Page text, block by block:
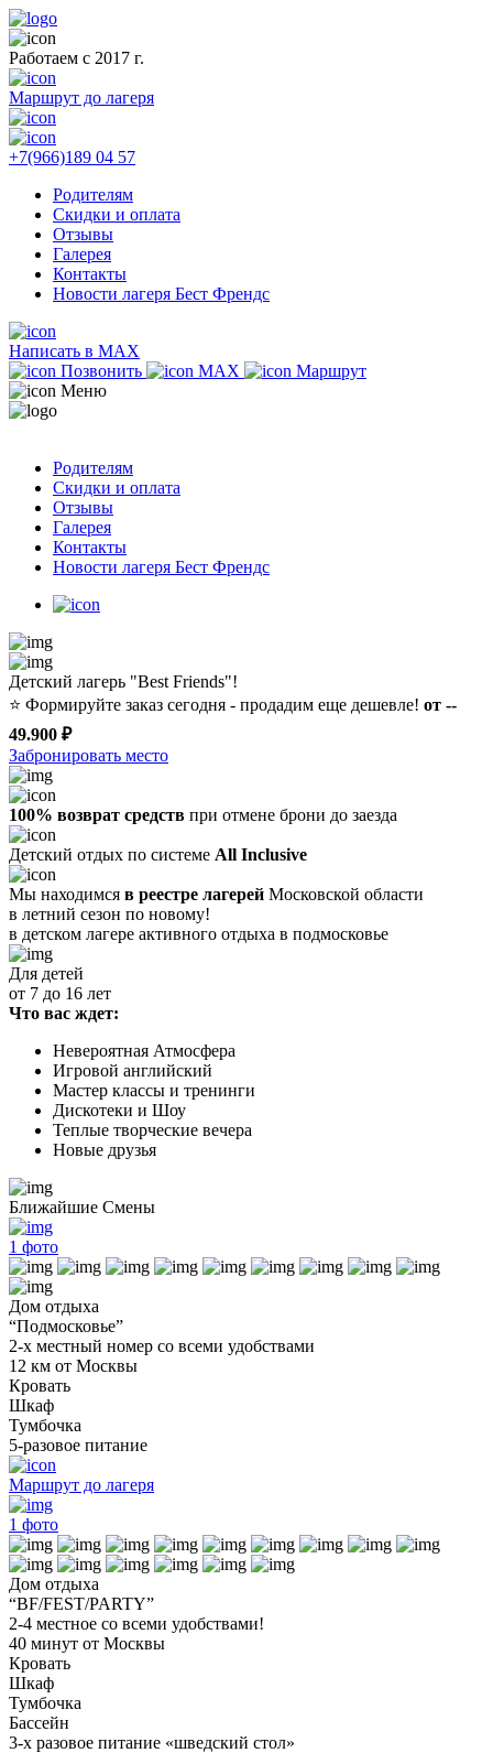
Работаем с 2017 г.
Маршрут до лагеря
+7(966)189 04 57
Родителям
Скидки и оплата
Отзывы
Галерея
Контакты
Новости лагеря Бест Френдс
Написать в MAX
Позвонить
MAX
Маршрут
Меню
Родителям
Скидки и оплата
Отзывы
Галерея
Контакты
Новости лагеря Бест Френдс
Детский лагерь "Best Friends"!
⭐️ Формируйте заказ сегодня - продадим еще дешевле! от --
49.900 ₽
Забронировать место
100% возврат средств при отмене брони до заезда
Детский отдых по системе All Inclusive
Мы находимся в реестре лагерей Московской области
в летний сезон по новому!
в детском лагере активного отдыха в подмосковье
Для детей
от 7 до 16 лет
Что вас ждет:
Невероятная Атмосфера
Игровой английский
Мастер классы и тренинги
Дискотеки и Шоу
Теплые творческие вечера
Новые друзья
Ближайшие Смены
1 фото
Дом отдыха
“Подмосковье”
2-х местный номер со всеми удобствами
12 км от Москвы
Кровать
Шкаф
Тумбочка
5-разовое питание
Маршрут до лагеря
1 фото
Дом отдыха
“BF/FEST/PARTY”
2-4 местное со всеми удобствами!
40 минут от Москвы
Кровать
Шкаф
Тумбочка
Бассейн
3-х разовое питание «шведский стол»